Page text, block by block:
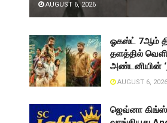
AUGUST 6, 2026
ஓகஸ்ட் 7ஆம்
தளத்தில்
அண்டனியின்
AUGUST 6, 2026
ஜெவ்னா